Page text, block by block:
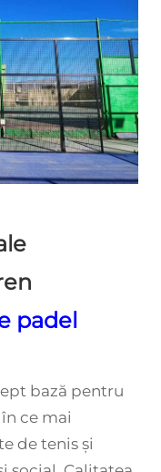
padel
bază pentru
ce mai
de tenis și